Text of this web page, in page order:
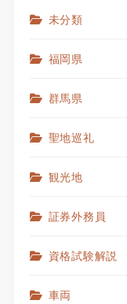
未分類
福岡県
群馬県
聖地巡礼
観光地
証券外務員
資格試験解説
車両